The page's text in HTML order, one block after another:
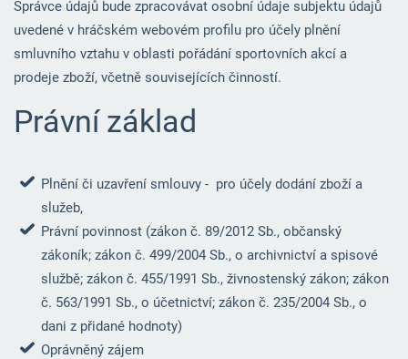
Správce údajů bude zpracovávat osobní údaje subjektu údajů
uvedené v hráčském webovém profilu pro účely plnění
smluvního vztahu v oblasti pořádání sportovních akcí a
prodeje zboží, včetně souvisejících činností.
Právní základ
Plnění či uzavření smlouvy - pro účely dodání zboží a
služeb,
Právní povinnost (zákon č. 89/2012 Sb., občanský
zákoník; zákon č. 499/2004 Sb., o archivnictví a spisové
službě; zákon č. 455/1991 Sb., živnostenský zákon; zákon
č. 563/1991 Sb., o účetnictví; zákon č. 235/2004 Sb., o
dani z přidané hodnoty)
Oprávněný zájem